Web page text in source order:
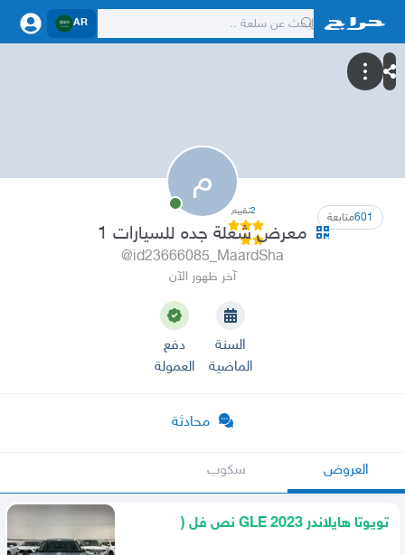
AR
م
601متابعة 2تقييم
معرض شعلة جده للسيارات 1
@id23666085_MaardSha
آخر ظهور الآن
السنة
الماضية
دفع
العمولة
محادثة
العروض سكوب
تويوتا هايلاندر GLE 2023 نص فل (